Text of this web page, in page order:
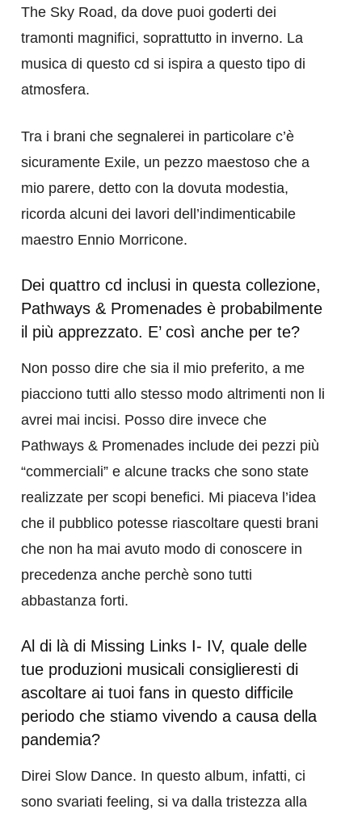
The Sky Road, da dove puoi goderti dei
tramonti magnifici, soprattutto in inverno. La
musica di questo cd si ispira a questo tipo di
atmosfera.
Tra i brani che segnalerei in particolare c’è
sicuramente Exile, un pezzo maestoso che a
mio parere, detto con la dovuta modestia,
ricorda alcuni dei lavori dell’indimenticabile
maestro Ennio Morricone.
Dei quattro cd inclusi in questa collezione,
Pathways & Promenades è probabilmente
il più apprezzato. E’ così anche per te?
Non posso dire che sia il mio preferito, a me
piacciono tutti allo stesso modo altrimenti non li
avrei mai incisi. Posso dire invece che
Pathways & Promenades include dei pezzi più
“commerciali” e alcune tracks che sono state
realizzate per scopi benefici. Mi piaceva l’idea
che il pubblico potesse riascoltare questi brani
che non ha mai avuto modo di conoscere in
precedenza anche perchè sono tutti
abbastanza forti.
Al di là di Missing Links I- IV, quale delle
tue produzioni musicali consiglieresti di
ascoltare ai tuoi fans in questo difficile
periodo che stiamo vivendo a causa della
pandemia?
Direi Slow Dance. In questo album, infatti, ci
sono svariati feeling, si va dalla tristezza alla